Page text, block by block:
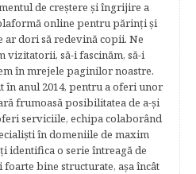
de creştere şi îngrijire a
online pentru părinţi şi
ar dori să redevină copii. Ne
vizitatorii, să-i fascinăm, să-i
în mrejele paginilor noastre.​
în anul 2014, pentru a oferi unor
frumoasă posibilitatea de a-şi
serviciile, echipa colaborând
în domeniile de maxim
identifica o serie întreagă de
bine structurate, aşa încât